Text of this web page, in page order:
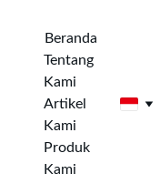
Beranda
Tentang
Kami
Artikel
Kami
Produk
Kami